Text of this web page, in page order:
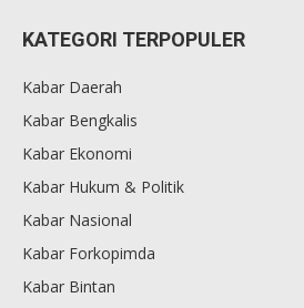
KATEGORI TERPOPULER
Kabar Daerah
Kabar Bengkalis
Kabar Ekonomi
Kabar Hukum & Politik
Kabar Nasional
Kabar Forkopimda
Kabar Bintan